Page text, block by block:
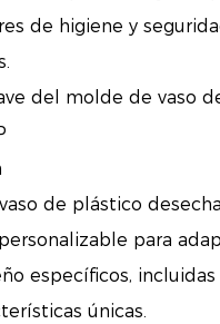
de higiene y
del molde de vaso
de plástico
para
específicos, incluidas
únicas.